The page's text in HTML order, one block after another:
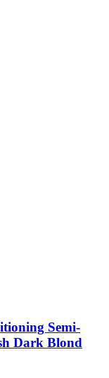
Semi-​
Dark Blond